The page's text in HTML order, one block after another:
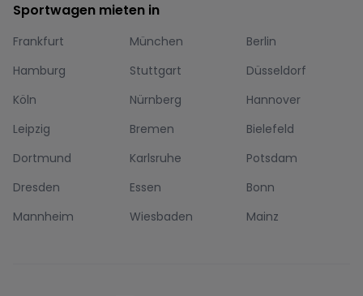
Sportwagen mieten in
Frankfurt München
Berlin
Hamburg
Stuttgart
Düsseldorf
Köln
Nürnberg
Hannover
Leipzig
Bremen
Bielefeld
Dortmund
Karlsruhe
Potsdam
Dresden
Essen
Bonn
Mannheim
Wiesbaden Mainz